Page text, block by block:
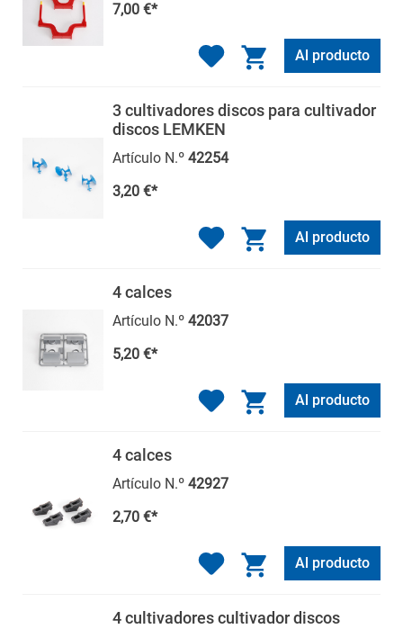
7,00 €*
Al producto
3 cultivadores discos para cultivador
discos LEMKEN
Artículo N.º 42254
3,20 €*
Al producto
4 calces
Artículo N.º 42037
5,20 €*
Al producto
4 calces
Artículo N.º 42927
2,70 €*
Al producto
4 cultivadores cultivador discos